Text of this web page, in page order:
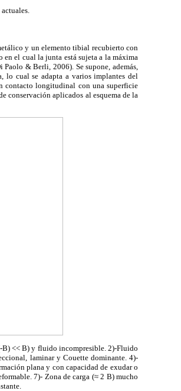
y un elemento tibial recubierto con
en el cual la junta está sujeta a la máxima
Paolo & Berli, 2006). Se supone, además,
lo cual se adapta a varios implantes del
contacto longitudinal con una superficie
conservación aplicados al esquema de la
B) << B) y fluido incompresible. 2)-Fluido
laminar y Couette dominante. 4)-
plana y con capacidad de exudar o
7)- Zona de carga (≈ 2 B) mucho